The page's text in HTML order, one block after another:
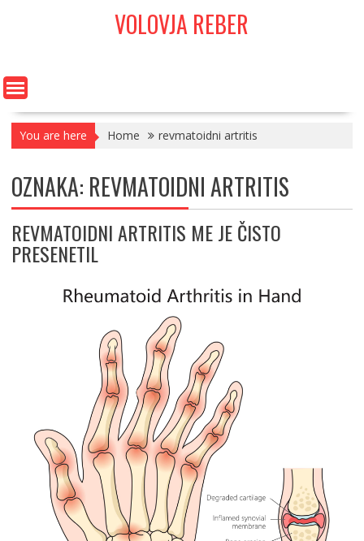
VOLOVJA REBER
You are here Home revmatoidni artritis
OZNAKA: REVMATOIDNI ARTRITIS
REVMATOIDNI ARTRITIS ME JE ČISTO
PRESENETIL